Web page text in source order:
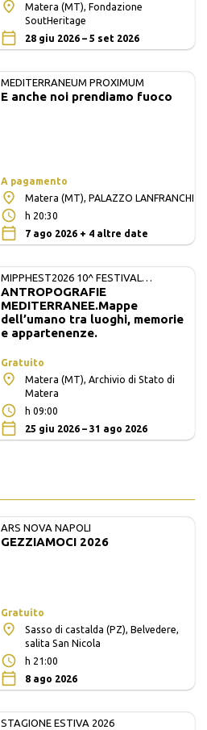
Matera (MT), Fondazione
SoutHeritage
28 giu 2026 – 5 set 2026
MEDITERRANEUM PROXIMUM
E anche noi prendiamo fuoco
A pagamento
Matera (MT), PALAZZO LANFRANCHI
h 20:30
7 ago 2026 + 4 altre date
MIPPHEST2026 10^ FESTIVAL
INTERNAZIONALE DI FOTOGRAFIA E
ARTI VISIVE
ANTROPOGRAFIE
MEDITERRANEE.Mappe
dell’umano tra luoghi, memorie
e appartenenze.
Gratuito
Matera (MT), Archivio di Stato di
Matera
h 09:00
25 giu 2026 – 31 ago 2026
ARS NOVA NAPOLI
GEZZIAMOCI 2026
Gratuito
Sasso di castalda (PZ), Belvedere,
salita San Nicola
h 21:00
8 ago 2026
STAGIONE ESTIVA 2026